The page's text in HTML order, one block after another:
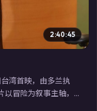
2:40:45
台湾首映，由多兰执
冒险为叙事主轴，
影与配乐强化地域